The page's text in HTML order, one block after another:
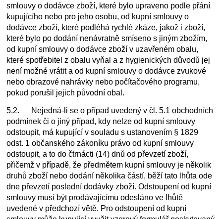
smlouvy o dodávce zboží, které bylo upraveno podle přání
kupujícího nebo pro jeho osobu, od kupní smlouvy o
dodávce zboží, které podléhá rychlé zkáze, jakož i zboží,
které bylo po dodání nenávratně smíseno s jiným zbožím,
od kupní smlouvy o dodávce zboží v uzavřeném obalu,
které spotřebitel z obalu vyňal a z hygienických důvodů jej
není možné vrátit a od kupní smlouvy o dodávce zvukové
nebo obrazové nahrávky nebo počítačového programu,
pokud porušil jejich původní obal.
5.2. Nejedná-li se o případ uvedený v čl. 5.1 obchodních
podmínek či o jiný případ, kdy nelze od kupní smlouvy
odstoupit, má kupující v souladu s ustanovením § 1829
odst. 1 občanského zákoníku právo od kupní smlouvy
odstoupit, a to do čtrnácti (14) dnů od převzetí zboží,
přičemž v případě, že předmětem kupní smlouvy je několik
druhů zboží nebo dodání několika částí, běží tato lhůta ode
dne převzetí poslední dodávky zboží. Odstoupení od kupní
smlouvy musí být prodávajícímu odesláno ve lhůtě
uvedené v předchozí větě. Pro odstoupení od kupní